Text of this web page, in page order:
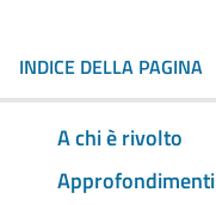
INDICE DELLA PAGINA
A chi è rivolto
Approfondimenti